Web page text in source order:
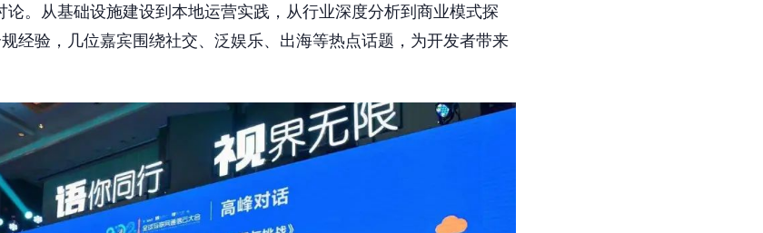
论。从基础设施建设到本地运营实践，从行业深度分析到商业模式探
经验，几位嘉宾围绕社交、泛娱乐、出海等热点话题，为开发者带来